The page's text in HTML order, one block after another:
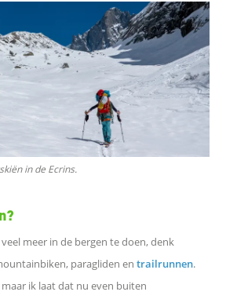
in de Ecrins.
meer in de bergen te doen, denk
paragliden en trailrunnen.
ik laat dat nu even buiten